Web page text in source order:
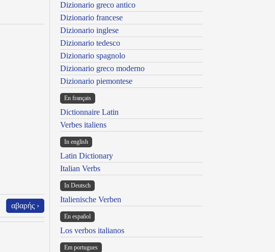
αβαρής ›
Dizionario greco antico
Dizionario francese
Dizionario inglese
Dizionario tedesco
Dizionario spagnolo
Dizionario greco moderno
Dizionario piemontese
En français
Dictionnaire Latin
Verbes italiens
In english
Latin Dictionary
Italian Verbs
In Deutsch
Italienische Verben
En español
Los verbos italianos
Em portugues